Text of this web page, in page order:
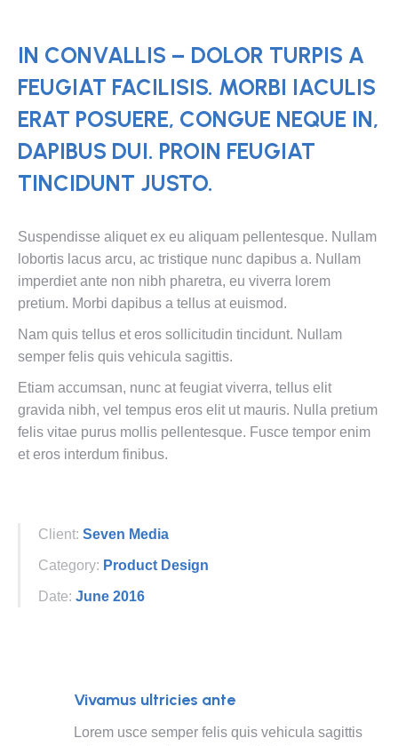
IN CONVALLIS – DOLOR TURPIS A
FEUGIAT FACILISIS. MORBI IACULIS
ERAT POSUERE, CONGUE NEQUE IN,
DAPIBUS DUI. PROIN FEUGIAT
TINCIDUNT JUSTO.
Suspendisse aliquet ex eu aliquam pellentesque. Nullam
lobortis lacus arcu, ac tristique nunc dapibus a. Nullam
imperdiet ante non nibh pharetra, eu viverra lorem
pretium. Morbi dapibus a tellus at euismod.
Nam quis tellus et eros sollicitudin tincidunt. Nullam
semper felis quis vehicula sagittis.
Etiam accumsan, nunc at feugiat viverra, tellus elit
gravida nibh, vel tempus eros elit ut mauris. Nulla pretium
felis vitae purus mollis pellentesque. Fusce tempor enim
et eros interdum finibus.
Client: Seven Media
Category: Product Design
Date: June 2016
Vivamus ultricies ante
Lorem usce semper felis quis vehicula sagittis